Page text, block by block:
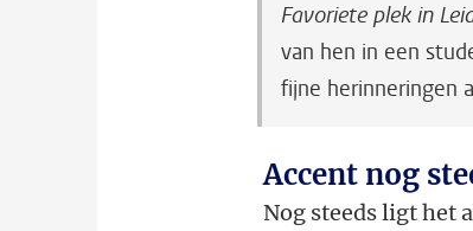
Favoriete plek in
van hen in een
fijne herinneringen
Accent nog
Nog steeds ligt het